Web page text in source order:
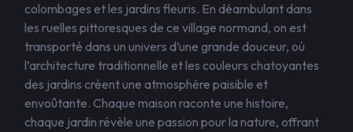
colombages et les jardins fleuris. En déambulant dans
les ruelles pittoresques de ce village normand, on est
transporté dans un univers d’une grande douceur, où
l’architecture traditionnelle et les couleurs chatoyantes
des jardins créent une atmosphère paisible et
envoûtante. Chaque maison raconte une histoire,
chaque jardin révèle une passion pour la nature, offrant